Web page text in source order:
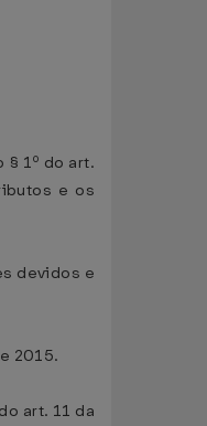
1º do art.
e os
devidos e
2015.
art. 11 da